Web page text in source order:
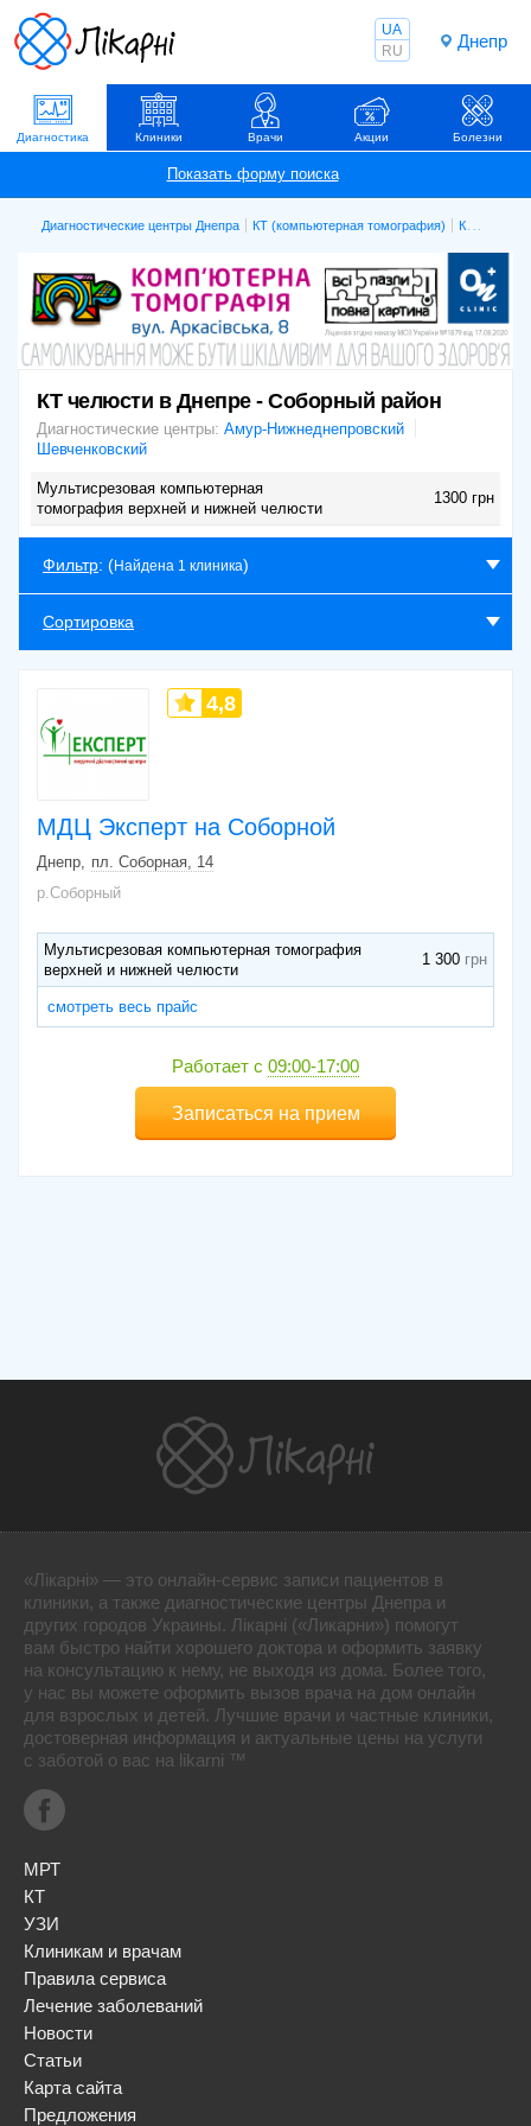
Днепр
UA
RU
Диагностика Клиники Врачи Акции Болезни
Диагностические центры Днепра КТ (компьютерная томография) КТ челюсти
КТ челюсти в Днепре - Соборный район
Диагностические центры: Амур-Нижнеднепровский
Шевченковский
Мультисрезовая компьютерная
томография верхней и нижней челюсти
1300 грн
Фильтр: (Найдена 1 клиника)
Сортировка
МДЦ Эксперт на Соборной
4,8
Днепр
пл. Соборная, 14
р.Соборный
Мультисрезовая компьютерная томография
верхней и нижней челюсти
1 300
смотреть весь прайс
Работает с 09:00-17:00
Записаться на прием
«Лікарні» — это онлайн-сервис записи пациентов в
клиники, а также диагностические центры Днепра и
других городов Украины. Лікарні («Ликарни») помогут
вам быстро найти хорошего доктора и оформить заявку
на консультацию к нему, не выходя из дома. Более того,
у нас вы можете оформить вызов врача на дом онлайн
для взрослых и детей. Лучшие врачи и частные клиники,
достоверная информация и актуальные цены на услуги
с заботой о вас на likarni ™
МРТ
КТ
УЗИ
Клиникам и врачам
Правила сервиса
Лечение заболеваний
Новости
Статьи
Карта сайта
Предложения